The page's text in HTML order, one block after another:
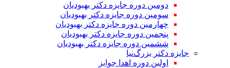
دومین دوره جایزه دکتر بهبودیان
سومین دوره جایزه دکتر بهبودیان
چهارمین دوره جایزه دکتر بهبودیان
پنجمین دوره جایزه دکتر بهبودیان
ششمین دوره جایزه دکتر بهبودیان
جایزه دکتر بزرگ‌نیا
اولین دوره اهدا جوایز